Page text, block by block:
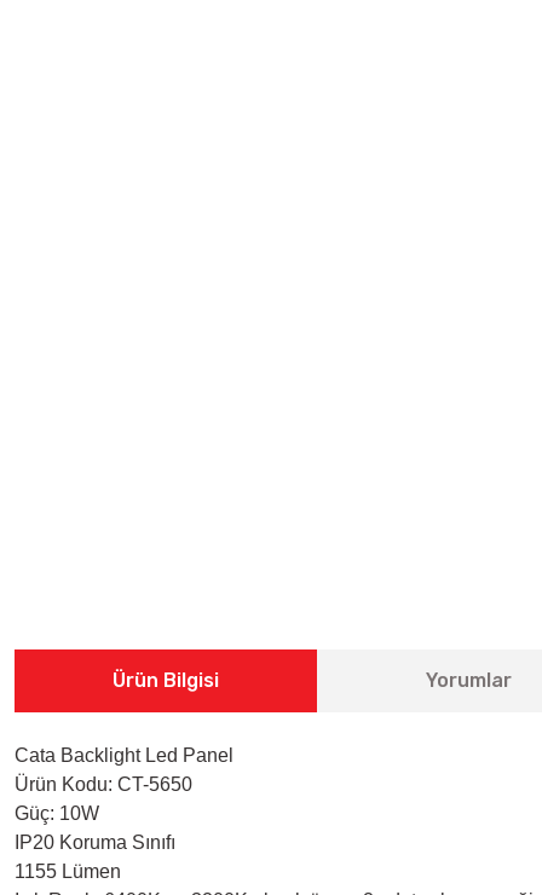
Ürün Bilgisi Yorumlar
Cata Backlight Led Panel
Ürün Kodu: CT-5650
Güç: 10W
IP20 Koruma Sınıfı
1155 Lümen